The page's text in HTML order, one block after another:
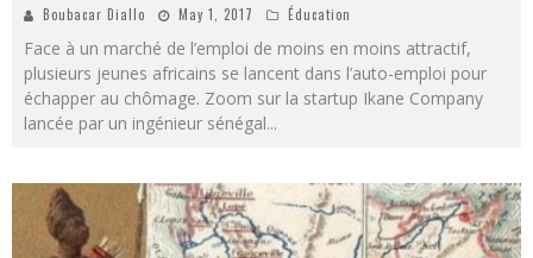
Boubacar Diallo May 1, 2017 Éducation
Face à un marché de l’emploi de moins en moins attractif,
plusieurs jeunes africains se lancent dans l’auto-emploi pour
échapper au chômage. Zoom sur la startup Ikane Company
lancée par un ingénieur sénégal...